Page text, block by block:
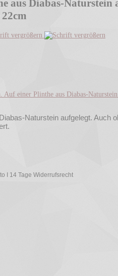
aus Diabas-Naturstein
vergrößern
Naturstein aufgelegt. Auch
I 14 Tage Widerrufsrecht